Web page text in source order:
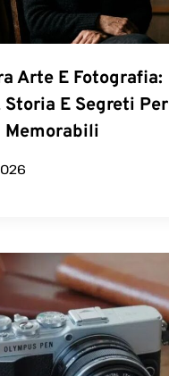
Arte E Fotografia:
Storia E Segreti Per